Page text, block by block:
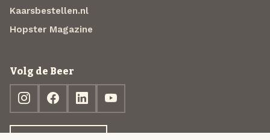
Kaarsbestellen.nl
Hopster Magazine
Volg de Beer